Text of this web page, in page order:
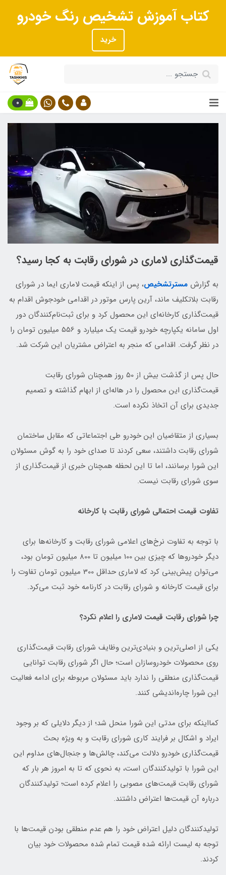
کتاب آموزش تشخیص رنگ خودرو
خرید
0
قیمت‌گذاری لاماری در شورای رقابت به کجا رسید؟
به گزارش مسترتشخیص، پس از اینکه قیمت لاماری ایما در شورای
رقابت بلاتکلیف ماند، آرین پارس موتور در اقدامی خودجوش اقدام به
قیمت‌گذاری کارخانه‌ای این محصول کرد و برای ثبت‌نام‌کنندگان دور
اول سامانه یکپارچه خودرو قیمت یک میلیارد و 556 میلیون تومان را
در نظر گرفت. اقدامی که منجر به اعتراض مشتریان این شرکت شد.
حال پس از گذشت بیش از 50 روز همچنان شورای رقابت
قیمت‌گذاری این محصول را در هاله‌ای از ابهام گذاشته و تصمیم
جدیدی برای آن اتخاذ نکرده است.
بسیاری از متقاضیان این خودرو طی اجتماعاتی که مقابل ساختمان
شورای رقابت داشتند، سعی کردند تا صدای خود را به گوش مسئولان
این شورا برسانند، اما تا این لحظه همچنان خبری از قیمت‌گذاری از
سوی شورای رقابت نیست.
تفاوت قیمت‌ احتمالی شورای رقابت با کارخانه
با توجه به تفاوت نرخ‌های اعلامی شورای رقابت و کارخانه‌ها برای
دیگر خودروها که چیزی بین 100 میلیون تا 800 میلیون تومان بود،
می‌توان پیش‌بینی کرد که لاماری حداقل 300 میلیون تومان تفاوت را
برای قیمت کارخانه و شورای رقابت در کارنامه خود ثبت می‌کرد.
چرا شورای رقابت قیمت لاماری را اعلام نکرد؟
یکی از اصلی‌ترین و بنیادی‌ترین وظایف شورای رقابت قیمت‌گذاری
روی محصولات خودروسازان است؛ حال اگر شورای رقابت توانایی
قیمت‌گذاری منطقی را ندارد باید مسئولان مربوطه برای ادامه فعالیت
این شورا چاره‌اندیشی کنند.
کمااینکه برای مدتی این شورا منحل شد؛ از دیگر دلایلی که بر وجود
ایراد و اشکال بر فرایند کاری شورای رقابت و به ویژه بحث
قیمت‌گذاری خودرو دلالت می‌کند، چالش‌ها و جنجال‌های مداوم این
این شورا با تولیدکنندگان است، به نحوی که تا به امروز هر بار که
شورای رقابت قیمت‌های مصوبی را اعلام کرده است؛ تولیدکنندگان
درباره آن قیمت‌ها اعتراض داشتند.
تولیدکنندگان دلیل اعتراض خود را هم عدم منطقی بودن قیمت‌ها با
توجه به لیست ارائه شده قیمت‌ تمام شده محصولات خود بیان
کردند.